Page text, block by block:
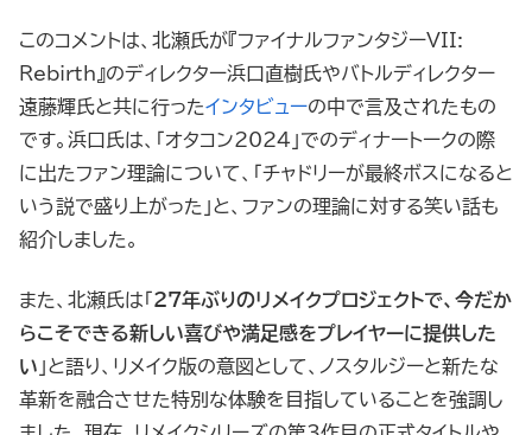
このコメントは、北瀬氏が『ファイナルファンタジーVII:
Rebirth』のディレクター浜口直樹氏やバトルディレクター
遠藤輝氏と共に行ったインタビューの中で言及されたもの
です。浜口氏は、「オタコン2024」でのディナートークの際
に出たファン理論について、「チャドリーが最終ボスになると
いう説で盛り上がった」と、ファンの理論に対する笑い話も
紹介しました。
また、北瀬氏は「 27年ぶりのリメイクプロジェクトで、今だか
らこそできる新しい喜びや満足感をプレイヤーに提供した
い 」と語り、リメイク版の意図として、ノスタルジーと新たな
革新を融合させた特別な体験を目指していることを強調し